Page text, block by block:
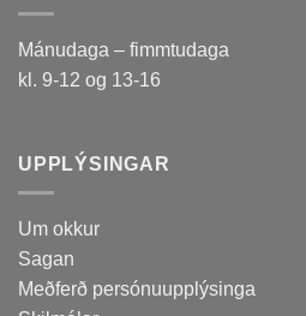
Mánudaga – fimmtudaga
kl. 9-12 og 13-16
UPPLÝSINGAR
Um okkur
Sagan
Meðferð persónuupplýsinga